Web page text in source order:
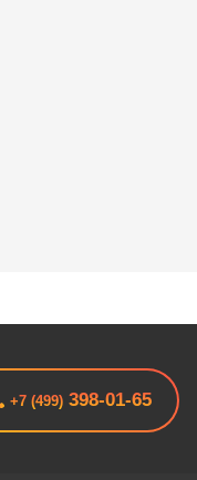
+7 (499) 398-01-65